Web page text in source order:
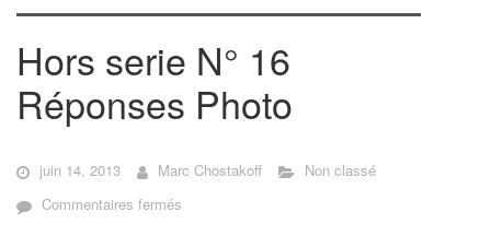
Hors serie N° 16
Réponses Photo
juin 14, 2013 Marc Chostakoff
Non classé
Commentaires fermés